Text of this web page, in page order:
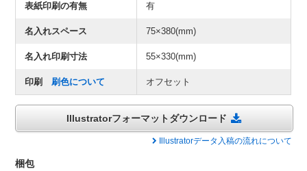
表紙印刷の有無 有
名入れスペース 75×380(mm)
名入れ印刷寸法 55×330(mm)
印刷刷色について オフセット
Illustratorフォーマットダウンロード
Illustratorデータ入稿の流れについて
梱包